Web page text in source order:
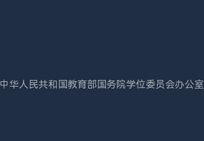
中华人民共和国教育部 国务院学位委员会办公室